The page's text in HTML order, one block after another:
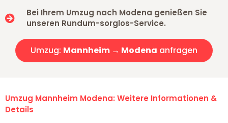
Bei Ihrem Umzug nach Modena genießen Sie
unseren Rundum-sorglos-Service.
Umzug: Mannheim → Modena anfragen
Umzug Mannheim Modena: Weitere Informationen &
Details